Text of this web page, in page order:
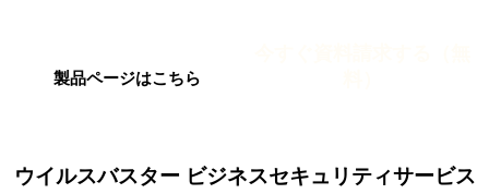
製品ページはこちら
ウイルスバスター ビジネスセキュリティサービス